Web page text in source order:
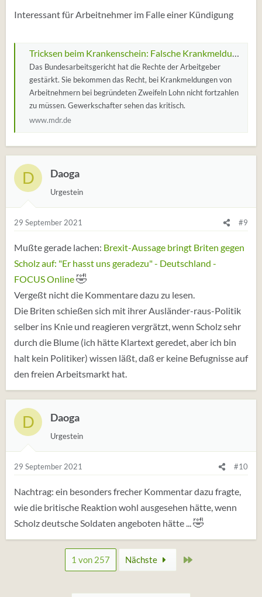
Interessant für Arbeitnehmer im Falle einer Kündigung
Tricksen beim Krankenschein: Falsche Krankmeldung kann Lohn und Job kosten | MDR.DE
Das Bundesarbeitsgericht hat die Rechte der Arbeitgeber
gestärkt. Sie bekommen das Recht, bei Krankmeldungen von
Arbeitnehmern bei begründeten Zweifeln Lohn nicht fortzahlen
zu müssen. Gewerkschafter sehen das kritisch.
www.mdr.de
D Daoga
Urgestein
29 September 2021 #9
Mußte gerade lachen: Brexit-Aussage bringt Briten gegen
Scholz auf: "Er hasst uns geradezu" - Deutschland -
FOCUS Online🤣
Vergeßt nicht die Kommentare dazu zu lesen.
Die Briten schießen sich mit ihrer Ausländer-raus-Politik
selber ins Knie und reagieren vergrätzt, wenn Scholz sehr
durch die Blume (ich hätte Klartext geredet, aber ich bin
halt kein Politiker) wissen läßt, daß er keine Befugnisse auf
den freien Arbeitsmarkt hat.
D Daoga
Urgestein
29 September 2021 #10
Nachtrag: ein besonders frecher Kommentar dazu fragte,
wie die britische Reaktion wohl ausgesehen hätte, wenn
Scholz deutsche Soldaten angeboten hätte ...🤣
1 von 257 Nächste